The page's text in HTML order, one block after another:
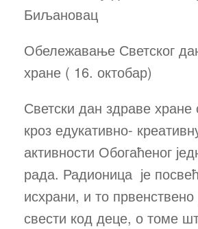
Биљановац
Обележавање Светског
хране ( 16. октобар)
Светски дан здраве хране
кроз едукативно-
активности Обогаћеног
рада. Радионица је
исхрани, и то првенствено
свести код деце, о томе